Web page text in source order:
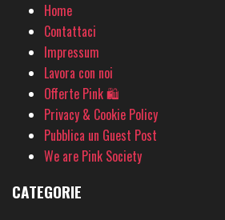
Home
Contattaci
Impressum
Lavora con noi
Offerte Pink 🛍
Privacy & Cookie Policy
Pubblica un Guest Post
We are Pink Society
CATEGORIE